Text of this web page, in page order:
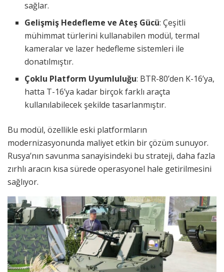
sağlar.
Gelişmiş Hedefleme ve Ateş Gücü: Çeşitli
mühimmat türlerini kullanabilen modül, termal
kameralar ve lazer hedefleme sistemleri ile
donatılmıştır.
Çoklu Platform Uyumluluğu: BTR-80’den K-16’ya,
hatta T-16’ya kadar birçok farklı araçta
kullanılabilecek şekilde tasarlanmıştır.
Bu modül, özellikle eski platformların
modernizasyonunda maliyet etkin bir çözüm sunuyor.
Rusya’nın savunma sanayisindeki bu strateji, daha fazla
zırhlı aracın kısa sürede operasyonel hale getirilmesini
sağlıyor.